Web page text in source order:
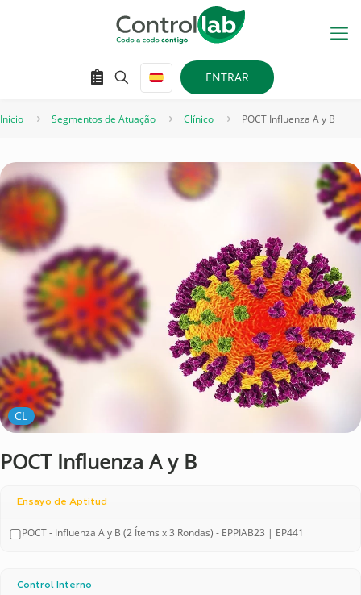
ENTRAR
Inicio Segmentos de Atuação Clínico POCT Influenza A y B
CL
POCT Influenza A y B
Ensayo de Aptitud
POCT - Influenza A y B (2 Ítems x 3 Rondas) - EPPIAB23 | EP441
Control Interno